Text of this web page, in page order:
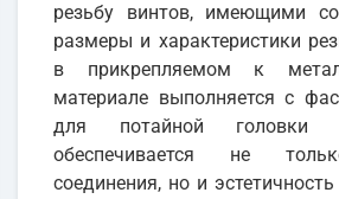
резьбу винтов, имеющими
размеры и характеристики
в прикрепляемом к
материале выполняется с
для потайной головки
обеспечивается не
соединения, но и